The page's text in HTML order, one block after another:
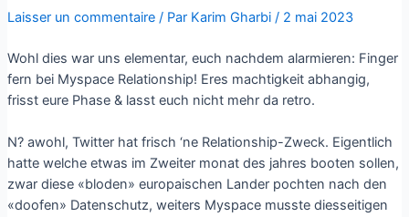
Laisser un commentaire / Par Karim Gharbi / 2 mai 2023
Wohl dies war uns elementar, euch nachdem alarmieren: Finger
fern bei Myspace Relationship! Eres machtigkeit abhangig,
frisst eure Phase & lasst euch nicht mehr da retro.
N? awohl, Twitter hat frisch ‘ne Relationship-Zweck. Eigentlich
hatte welche etwas im Zweiter monat des jahres booten sollen,
zwar diese «bloden» europaischen Lander pochten nach den
«doofen» Datenschutz, weiters Myspace musste diesseitigen